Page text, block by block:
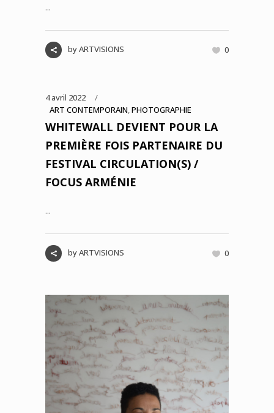
...
byARTVISIONS 0
4 avril 2022
ART CONTEMPORAIN,PHOTOGRAPHIE
WHITEWALL DEVIENT POUR LA
PREMIÈRE FOIS PARTENAIRE DU
FESTIVAL CIRCULATION(S) /
FOCUS ARMÉNIE
...
byARTVISIONS 0